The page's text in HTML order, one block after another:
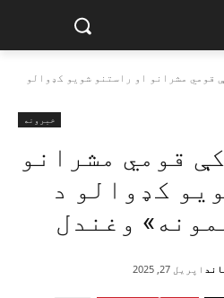
قومي مشرانو او راستنو شویو کډوالو
خبرونه
قومي مشرانو
کډوالو د
وغندل
اپریل 27, 2025